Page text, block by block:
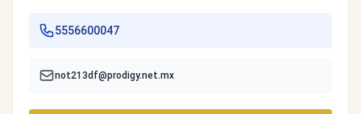
5556600047
not213df@prodigy.net.mx